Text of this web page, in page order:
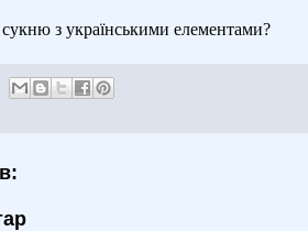
з українськими елементами?